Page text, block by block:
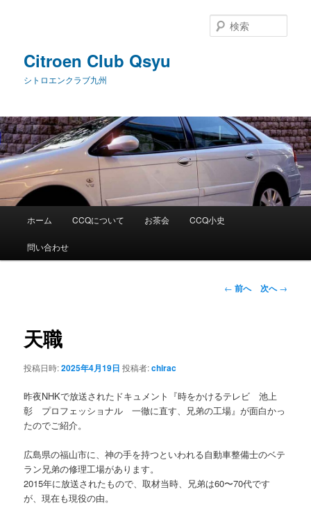
へ
移
動
Citroen Club Qsyu
シトロエンクラブ九州
索
メ
ホーム CCQについて お茶会 CCQ小史
問い合わせ
投
ン
← 前へ 次へ→
天職
投稿日時:2025年4月19日 投稿者:chirac
昨夜NHKで放送されたドキュメント『時をかけるテレビ 池上
彰 プロフェッショナル 一徹に直す、兄弟の工場』が面白かっ
たのでご紹介。
広島県の福山市に、神の手を持つといわれる自動車整備士のベテ
ラン兄弟の修理工場があります。
2015年に放送されたもので、取材当時、兄弟は60〜70代です
が、現在も現役の由。